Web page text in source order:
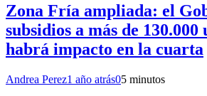
Zona Fría ampliada: el
subsidios a más de 130.000
habrá impacto en la cuarta
Andrea Perez1 año atrás05 minutos